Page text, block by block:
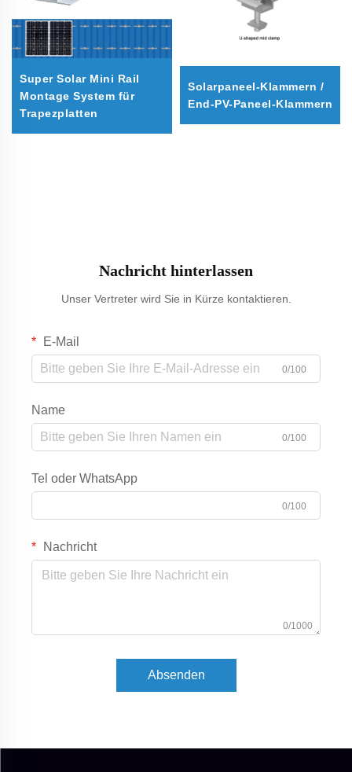
Super Solar Mini Rail
Montage System für
Trapezplatten
Solarpaneel-Klammern /
End-PV-Paneel-Klammern
Nachricht hinterlassen
Unser Vertreter wird Sie in Kürze kontaktieren.
E-Mail
0/100
Name
0/100
Tel oder WhatsApp
0/100
Nachricht
0/1000
Absenden